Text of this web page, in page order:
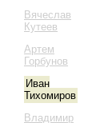
Вячеслав
Кутеев
Артем
Горбунов
Иван
Тихомиров
Владимир